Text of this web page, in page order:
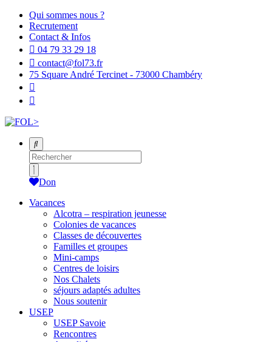
Qui sommes nous ?
Recrutement
Contact & Infos
04 79 33 29 18
contact@fol73.fr
75 Square André Tercinet - 73000 Chambéry
Don
Vacances
Alcotra – respiration jeunesse
Colonies de vacances
Classes de découvertes
Familles et groupes
Mini-camps
Centres de loisirs
Nos Chalets
séjours adaptés adultes
Nous soutenir
USEP
USEP Savoie
Rencontres